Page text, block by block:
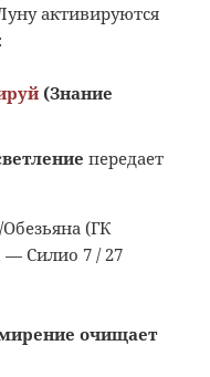
активируются
(Знание
передает
(ГК
— Силио 7 / 27
очищает